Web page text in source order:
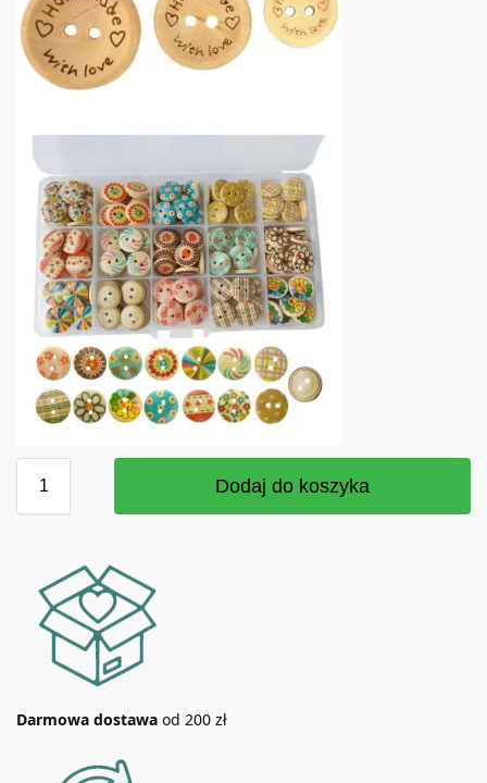
Dodaj do koszyka
Darmowa dostawa od 200 zł